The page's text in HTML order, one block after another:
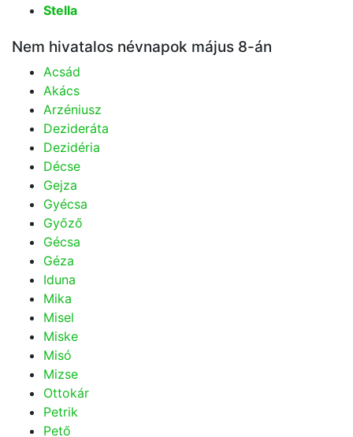
Stella
Nem hivatalos névnapok május 8-án
Acsád
Akács
Arzéniusz
Dezideráta
Dezidéria
Décse
Gejza
Gyécsa
Győző
Gécsa
Géza
Iduna
Mika
Misel
Miske
Misó
Mizse
Ottokár
Petrik
Pető